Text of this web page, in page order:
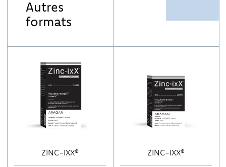
Autres
formats
ZINC-IXX® ZINC-IXX®